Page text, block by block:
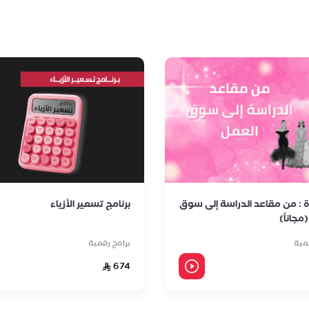
: من مقاعد الدراسة إلى سوق
برنامج تسعير الأزياء
برامج رقمية
674